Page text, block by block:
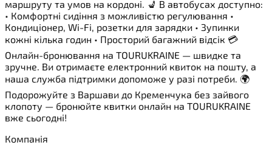
маршруту та умов на кордоні. 💺 В автобусах доступно:
• Комфортні сидіння з можливістю регулювання •
Кондиціонер, Wi-Fi, розетки для зарядки • Зупинки
кожні кілька годин • Просторий багажний відсік 💳
Онлайн-бронювання на TOURUKRAINE — швидке та
зручне. Ви отримаєте електронний квиток на пошту, а
наша служба підтримки допоможе у разі потреби. 🌍
Подорожуйте з Варшави до Кременчука без зайвого
клопоту — бронюйте квитки онлайн на TOURUKRAINE
вже сьогодні!
Компанія